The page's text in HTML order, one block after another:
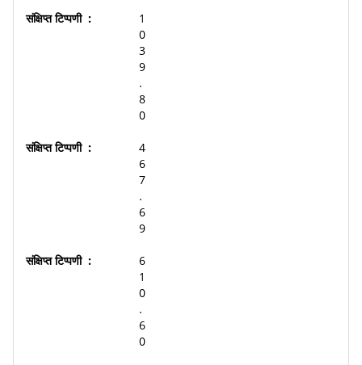
1
0
3
9
.
8
0
4
6
7
.
6
9
6
1
0
.
6
0